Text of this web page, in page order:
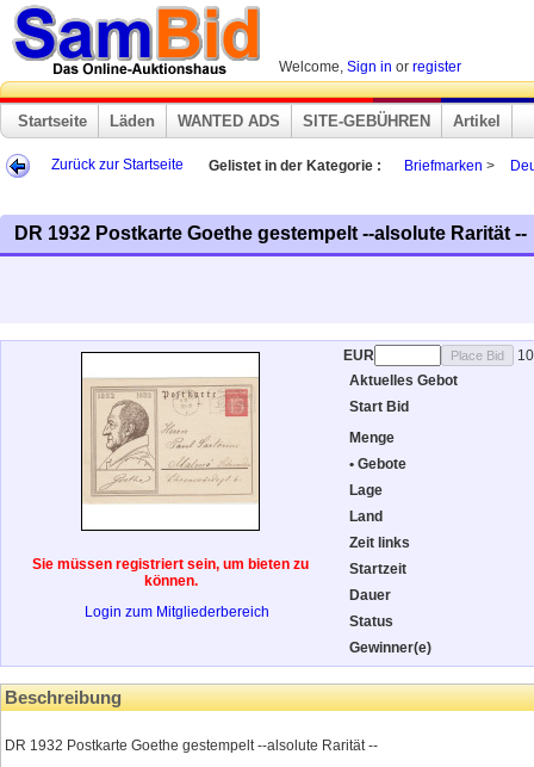
Welcome, Sign in or register
Startseite Läden WANTED ADS SITE-GEBÜHREN Artikel
Zurück zur Startseite Gelistet in der Kategorie : Briefmarken >
DR 1932 Postkarte Goethe gestempelt --alsolute Rarität --
Sie müssen registriert sein, um bieten zu
können.
Login zum Mitgliederbereich
EUR
Aktuelles Gebot
Start Bid
Menge
• Gebote
Lage
Land
Zeit links
Startzeit
Dauer
Status
Gewinner(e)
Beschreibung
DR 1932 Postkarte Goethe gestempelt --alsolute Rarität --